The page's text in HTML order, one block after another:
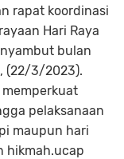
rapat koordinasi
Hari Raya
bulan
(22/3/2023).
pelaksanaan
maupun hari
hikmah.ucap